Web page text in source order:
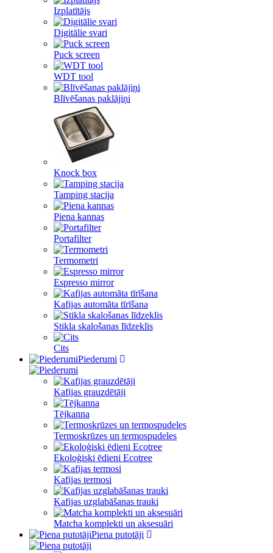
Izplatītājs
Digitālie svari
Puck screen
WDT tool
Blīvēšanas paklājiņi
Knock box
Tamping stacija
Piena kannas
Portafilter
Termometri
Espresso mirror
Kafijas automāta tīrīšana
Stikla skalošanas līdzeklis
Cits
Piederumi
Kafijas grauzdētāji
Tējkanna
Termoskrūzes un termospudeles
Ekoloģiski ēdieni Ecotree
Kafijas termosi
Kafijas uzglabāšanas trauki
Matcha komplekti un aksesuāri
Piena putotāji